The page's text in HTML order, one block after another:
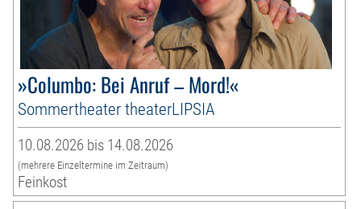
»Columbo: Bei Anruf – Mord!«
Sommertheater theaterLIPSIA
10.08.2026 bis 14.08.2026
(mehrere Einzeltermine im Zeitraum)
Feinkost